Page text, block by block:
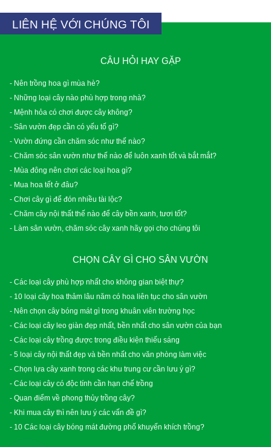
LIÊN HỆ VỚI CHÚNG TÔI
CÂU HỎI HAY GẶP
- Nên trồng hoa gì mùa hè?
- Những loại cây nào phù hợp trong nhà?
- Mệnh hỏa có chơi được cây không?
- Sân vườn đẹp cần có yếu tố gì?
- Vườn đứng cần chăm sóc như thế nào?
- Chăm sóc sân vườn như thế nào để luôn xanh tốt và bắt mắt?
- Mùa đông nên chơi các loại hoa gì?
- Mua hoa tết ở đâu?
- Chơi cây gì để đón nhiều tài lộc?
- Chăm cây nội thất thế nào để cây bền xanh, tươi tốt?
- Làm sân vườn, chăm sóc cây xanh hãy gọi cho chúng tôi
CHỌN CÂY GÌ CHO SÂN VƯỜN
- Các loại cây phù hợp nhất cho không gian biệt thự?
- 10 loại cây hoa thảm lâu năm có hoa liên tục cho sân vườn
- Nên chọn cây bóng mát gì trong khuân viên trường học
- Các loại cây leo giàn đẹp nhất, bền nhất cho sân vườn của bạn
- Các loại cây trồng được trong điều kiện thiếu sáng
- 5 loại cây nội thất đẹp và bền nhất cho văn phòng làm việc
- Chọn lựa cây xanh trong các khu trung cư cần lưu ý gì?
- Các loại cây có độc tính cần hạn chế trồng
- Quan điểm về phong thủy trồng cây?
- Khi mua cây thì nên lưu ý các vấn đề gì?
- 10 Các loại cây bóng mát đường phố khuyến khích trồng?